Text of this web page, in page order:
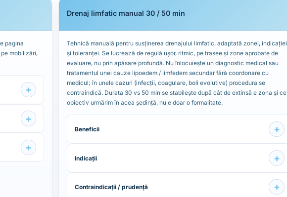
pagina
mobilizări,
+
+
+
Drenaj limfatic manual 30 / 50 min
Tehnică manuală pentru susținerea drenajului limfatic, adaptată zonei, indicației
și toleranței. Se lucrează de regulă ușor, ritmic, pe trasee și zone aprobate de
evaluare, nu prin apăsare profundă. Nu înlocuiește un diagnostic medical sau
tratamentul unei cauze lipoedem / limfedem secundar fără coordonare cu
medicul; în unele cazuri (infecții, coagulare, boli evolutive) procedura se
contraindică. Durata 30 vs 50 min se stabilește după cât de extinsă e zona și ce
obiectiv urmărim în acea ședință, nu e doar o formalitate.
Beneficii +
Indicații +
Contraindicații / prudență +